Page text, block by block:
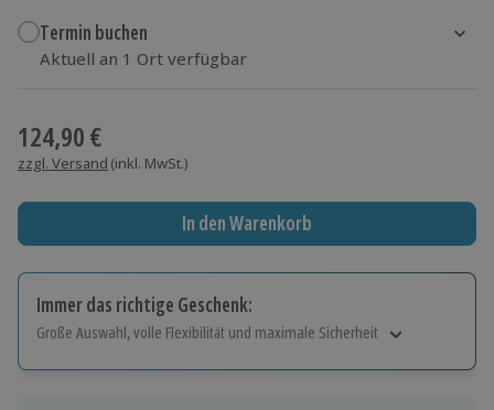
Termin buchen
Aktuell an 1 Ort verfügbar
124,90 €
zzgl. Versand (inkl. MwSt.)
In den Warenkorb
Immer das richtige Geschenk:
Große Auswahl, volle Flexibilität und maximale Sicherheit